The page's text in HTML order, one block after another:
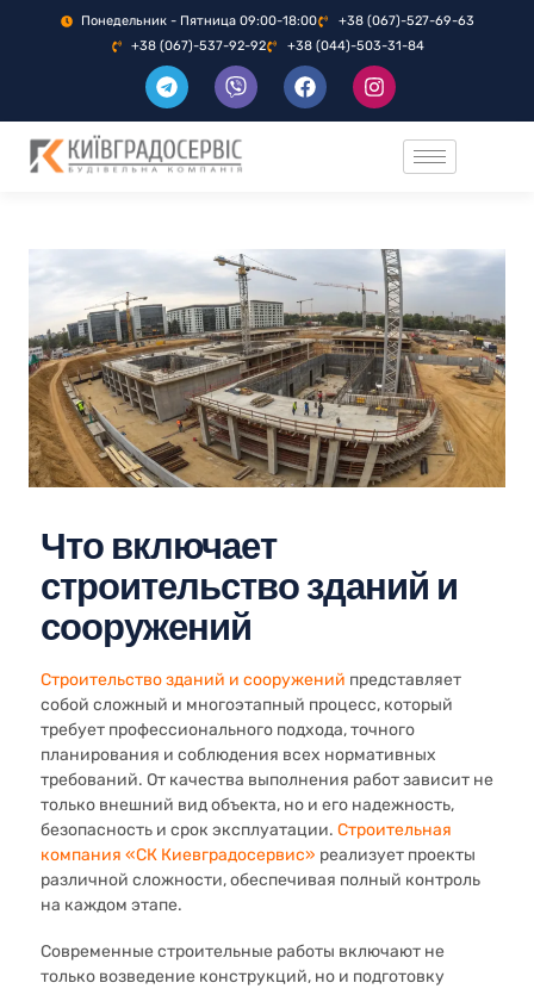
Понедельник - Пятница 09:00-18:00
+38 (067)-527-69-63
+38 (067)-537-92-92
+38 (044)-503-31-84
Что включает
строительство зданий и
сооружений
Строительство зданий и сооружений представляет
собой сложный и многоэтапный процесс, который
требует профессионального подхода, точного
планирования и соблюдения всех нормативных
требований. От качества выполнения работ зависит не
только внешний вид объекта, но и его надежность,
безопасность и срок эксплуатации. Строительная
компания «СК Киевградосервис» реализует проекты
различной сложности, обеспечивая полный контроль
на каждом этапе.
Современные строительные работы включают не
только возведение конструкций, но и подготовку